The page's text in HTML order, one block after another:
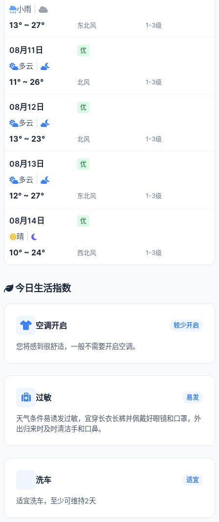
小雨
13° ~ 27° 东北风 1-3级
08月11日 优
多云
11° ~ 26° 北风 1-3级
08月12日 优
多云
13° ~ 23° 北风 1-3级
08月13日 优
多云
12° ~ 27° 东北风 1-3级
08月14日 优
晴
10° ~ 24° 西北风 1-3级
今日生活指数
空调开启 较少开启
您将感到很舒适，一般不需要开启空调。
过敏 易发
天气条件易诱发过敏，宜穿长衣长裤并佩戴好眼镜和口罩，外
出归来时及时清洁手和口鼻。
洗车 适宜
适宜洗车，至少可维持2天